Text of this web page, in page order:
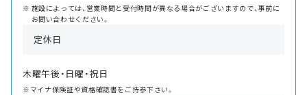
施設によっては、営業時間と受付時間が異なる場合がございますので、事前に
お問い合わせください。
定休日
木曜午後・日曜・祝日
※マイナ保険証や資格確認書をご持参下さい。